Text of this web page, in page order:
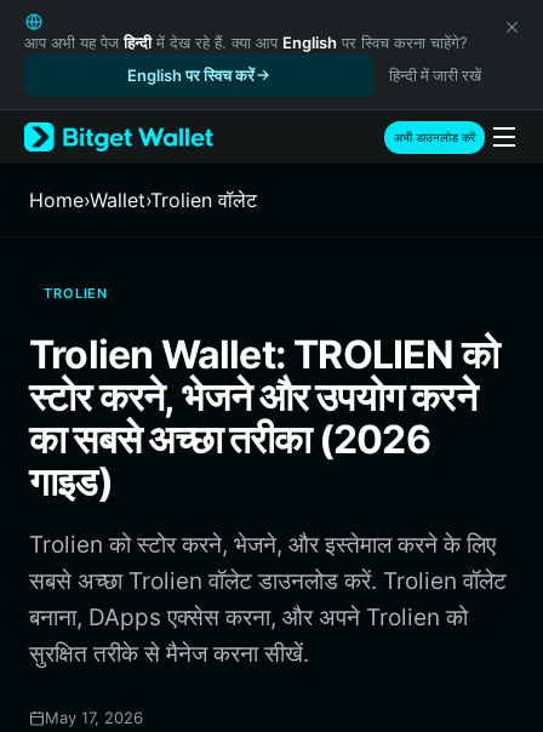
English
日本語
Русский
Español (Latinoamérica)
Türkçe
Italiano
繁體中文
Português (Portugal)
Bahasa Indonesia
ภาษาไทย
Español
Português (Brasil)
Español (Argentina)
आप अभी यह पेजहिन्दीमें देख रहे हैं. क्या आप English पर स्विच करना चाहेंगे?
English पर स्विच करें
हिन्दी में जारी रखें
अभी डाउनलोड करें
Home›Wallet›Trolien वॉलेट
TROLIEN
Trolien Wallet: TROLIEN को
स्टोर करने, भेजने और उपयोग करने
का सबसे अच्छा तरीका (2026
गाइड)
Trolien को स्टोर करने, भेजने, और इस्तेमाल करने के लिए
सबसे अच्छा Trolien वॉलेट डाउनलोड करें. Trolien वॉलेट
बनाना, DApps एक्सेस करना, और अपने Trolien को
सुरक्षित तरीके से मैनेज करना सीखें.
May 17, 2026